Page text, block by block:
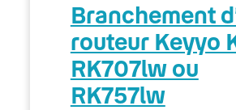
Branchement
routeur Keyyo
RK707lw ou
RK757lw